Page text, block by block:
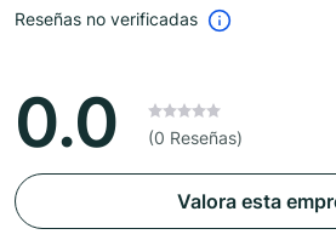
Reseñas no verificadas
0.0 (0 Reseñas)
Valora esta